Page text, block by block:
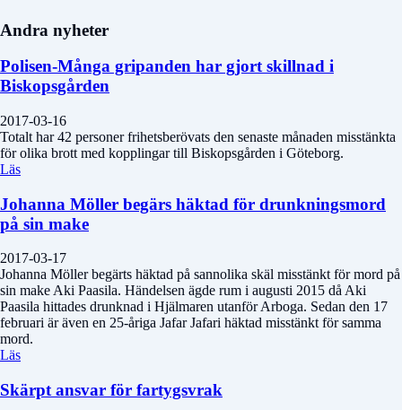
Andra nyheter
Polisen-Många gripanden har gjort skillnad i
Biskopsgården
2017-03-16
Totalt har 42 personer frihetsberövats den senaste månaden misstänkta
för olika brott med kopplingar till Biskopsgården i Göteborg.
Läs
Johanna Möller begärs häktad för drunkningsmord
på sin make
2017-03-17
Johanna Möller begärts häktad på sannolika skäl misstänkt för mord på
sin make Aki Paasila. Händelsen ägde rum i augusti 2015 då Aki
Paasila hittades drunknad i Hjälmaren utanför Arboga. Sedan den 17
februari är även en 25-åriga Jafar Jafari häktad misstänkt för samma
mord.
Läs
Skärpt ansvar för fartygsvrak